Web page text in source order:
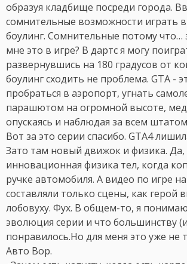
образуя кладбище посреди города.
сомнительные возможности играть в
боулинг. Сомнительные потому что…
мне это в игре? В дартс я могу
развернувшись на 180 градусов от
боулинг сходить не проблема. GTA -
пробраться в аэропорт, угнать
парашютом на огромной высоте,
опускаясь и наблюдая за всем
Вот за это серии спасибо. GTA4
Зато там новый движок и физика. Да,
инновационная физика тел, когда
ручке автомобиля. А видео по игре
составляли только сцены, как герой
лобовуху. Фух. В общем-то, я
эволюция серии и что большинству
понравилось.Но для меня это уже не
Авто Вор.